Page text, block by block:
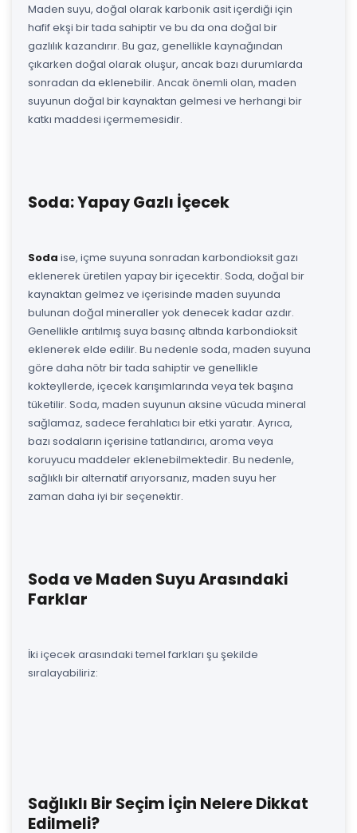
Maden suyu, doğal olarak karbonik asit içerdiği için
hafif ekşi bir tada sahiptir ve bu da ona doğal bir
gazlılık kazandırır. Bu gaz, genellikle kaynağından
çıkarken doğal olarak oluşur, ancak bazı durumlarda
sonradan da eklenebilir. Ancak önemli olan, maden
suyunun doğal bir kaynaktan gelmesi ve herhangi bir
katkı maddesi içermemesidir.
Soda: Yapay Gazlı İçecek
Soda ise, içme suyuna sonradan karbondioksit gazı
eklenerek üretilen yapay bir içecektir. Soda, doğal bir
kaynaktan gelmez ve içerisinde maden suyunda
bulunan doğal mineraller yok denecek kadar azdır.
Genellikle arıtılmış suya basınç altında karbondioksit
eklenerek elde edilir. Bu nedenle soda, maden suyuna
göre daha nötr bir tada sahiptir ve genellikle
kokteyllerde, içecek karışımlarında veya tek başına
tüketilir. Soda, maden suyunun aksine vücuda mineral
sağlamaz, sadece ferahlatıcı bir etki yaratır. Ayrıca,
bazı sodaların içerisine tatlandırıcı, aroma veya
koruyucu maddeler eklenebilmektedir. Bu nedenle,
sağlıklı bir alternatif arıyorsanız, maden suyu her
zaman daha iyi bir seçenektir.
Soda ve Maden Suyu Arasındaki
Farklar
İki içecek arasındaki temel farkları şu şekilde
sıralayabiliriz:
Sağlıklı Bir Seçim İçin Nelere Dikkat
Edilmeli?